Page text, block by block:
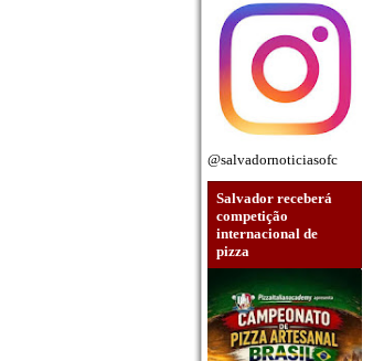
@salvadornoticiasofc
Salvador receberá
competição
internacional de
pizza